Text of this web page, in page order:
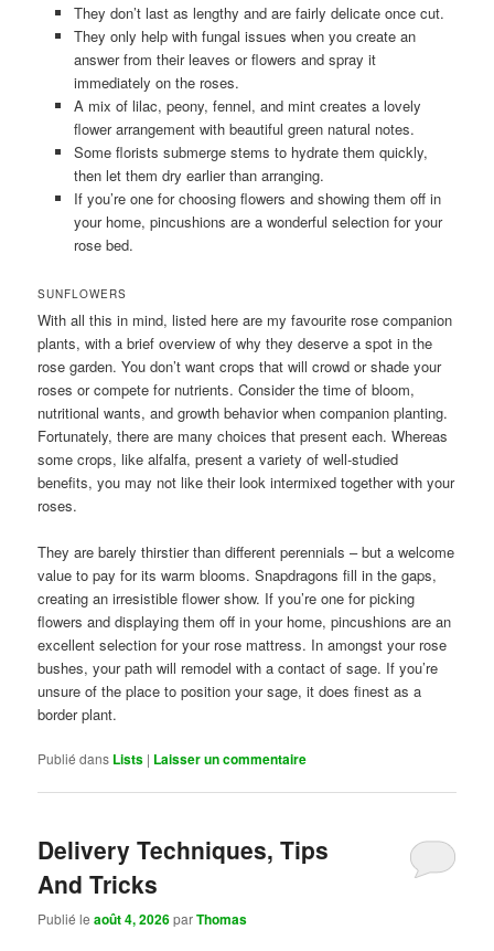
They don’t last as lengthy and are fairly delicate once cut.
They only help with fungal issues when you create an
answer from their leaves or flowers and spray it
immediately on the roses.
A mix of lilac, peony, fennel, and mint creates a lovely
flower arrangement with beautiful green natural notes.
Some florists submerge stems to hydrate them quickly,
then let them dry earlier than arranging.
If you’re one for choosing flowers and showing them off in
your home, pincushions are a wonderful selection for your
rose bed.
SUNFLOWERS
With all this in mind, listed here are my favourite rose companion
plants, with a brief overview of why they deserve a spot in the
rose garden. You don’t want crops that will crowd or shade your
roses or compete for nutrients. Consider the time of bloom,
nutritional wants, and growth behavior when companion planting.
Fortunately, there are many choices that present each. Whereas
some crops, like alfalfa, present a variety of well-studied
benefits, you may not like their look intermixed together with your
roses.
They are barely thirstier than different perennials – but a welcome
value to pay for its warm blooms. Snapdragons fill in the gaps,
creating an irresistible flower show. If you’re one for picking
flowers and displaying them off in your home, pincushions are an
excellent selection for your rose mattress. In amongst your rose
bushes, your path will remodel with a contact of sage. If you’re
unsure of the place to position your sage, it does finest as a
border plant.
Publié dans Lists | Laisser un commentaire
Delivery Techniques, Tips
And Tricks
Publié leaoût 4, 2026parThomas